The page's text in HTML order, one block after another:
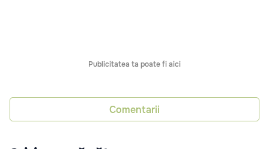
Publicitatea ta poate fi aici
Comentarii